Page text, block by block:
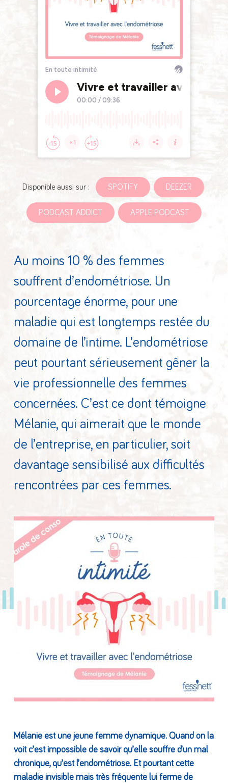
Disponible aussi sur : SPOTIFY DEEZER
PODCAST ADDICT APPLE PODCAST
Au moins 10 % des femmes
souffrent d’endométriose. Un
pourcentage énorme, pour une
maladie qui est longtemps restée du
domaine de l’intime. L’endométriose
peut pourtant sérieusement gêner la
vie professionnelle des femmes
concernées. C’est ce dont témoigne
Mélanie, qui aimerait que le monde
de l’entreprise, en particulier, soit
davantage sensibilisé aux difficultés
rencontrées par ces femmes.
Mélanie est une jeune femme dynamique. Quand on la
voit c’est impossible de savoir qu’elle souffre d’un mal
chronique, qu’est l’endométriose. Et pourtant cette
maladie invisible mais très fréquente lui ferme de